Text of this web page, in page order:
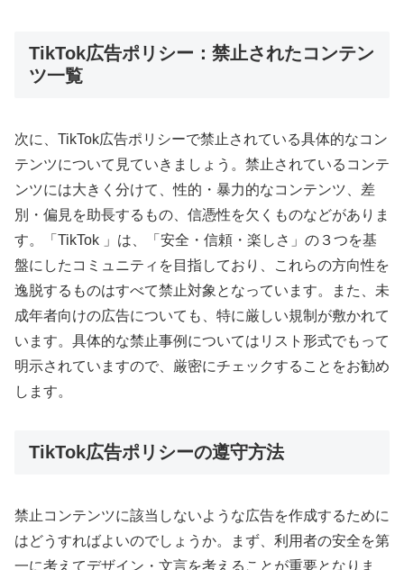
TikTok広告ポリシー：禁止されたコンテン
ツ一覧
次に、TikTok広告ポリシーで禁止されている具体的なコン
テンツについて見ていきましょう。禁止されているコンテ
ンツには大きく分けて、性的・暴力的なコンテンツ、差
別・偏見を助長するもの、信憑性を欠くものなどがありま
す。「TikTok 」は、「安全・信頼・楽しさ」の３つを基
盤にしたコミュニティを目指しており、これらの方向性を
逸脱するものはすべて禁止対象となっています。また、未
成年者向けの広告についても、特に厳しい規制が敷かれて
います。具体的な禁止事例についてはリスト形式でもって
明示されていますので、厳密にチェックすることをお勧め
します。
TikTok広告ポリシーの遵守方法
禁止コンテンツに該当しないような広告を作成するために
はどうすればよいのでしょうか。まず、利用者の安全を第
一に考えてデザイン・文言を考えることが重要となりま